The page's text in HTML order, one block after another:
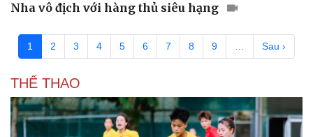
Văn hóa
Sân khấu - Điện ảnh
Văn học
Âm nhạc
Di sản
Giải trí
Thời trang
Sao Việt
Nha vô địch với hàng thủ siêu hạng
1 2 3 4 5 6 7 8 9 … Sau ›
THỂ THAO